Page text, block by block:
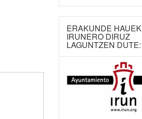
ERAKUNDE HAUEK
IRUNERO DIRUZ
LAGUNTZEN DUTE: